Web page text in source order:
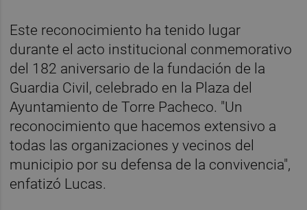
Este reconocimiento ha tenido lugar
durante el acto institucional conmemorativo
del 182 aniversario de la fundación de la
Guardia Civil, celebrado en la Plaza del
Ayuntamiento de Torre Pacheco. "Un
reconocimiento que hacemos extensivo a
todas las organizaciones y vecinos del
municipio por su defensa de la convivencia",
enfatizó Lucas.